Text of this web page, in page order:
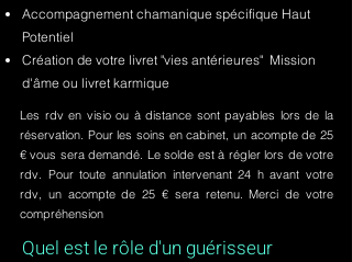
Accompagnement chamanique spécifique Haut
Potentiel
Création de votre livret "vies antérieures" Mission
d'âme ou livret karmique
Les rdv en visio ou à distance sont payables lors de la
réservation. Pour les soins en cabinet, un acompte de 25
€ vous sera demandé. Le solde est à régler lors de votre
rdv. Pour toute annulation intervenant 24 h avant votre
rdv, un acompte de 25 € sera retenu. Merci de votre
compréhension
Quel est le rôle d'un guérisseur